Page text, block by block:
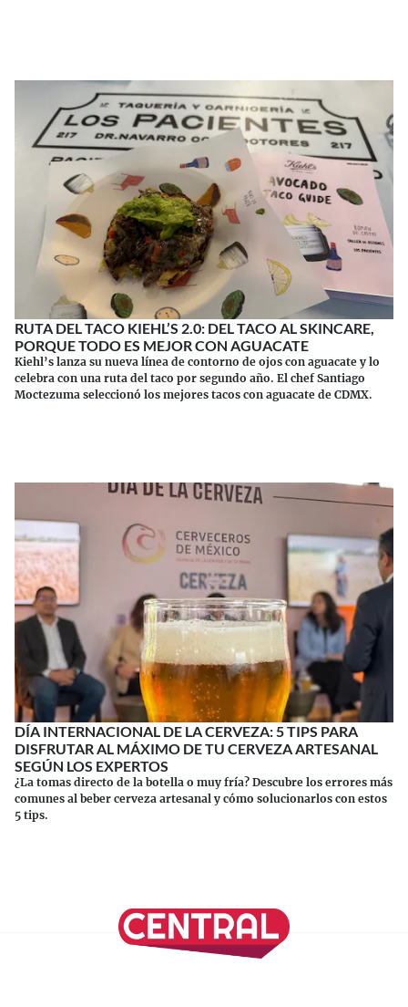
RUTA DEL TACO KIEHL’S 2.0: DEL TACO AL SKINCARE,
PORQUE TODO ES MEJOR CON AGUACATE
Kiehl’s lanza su nueva línea de contorno de ojos con aguacate y lo
celebra con una ruta del taco por segundo año. El chef Santiago
Moctezuma seleccionó los mejores tacos con aguacate de CDMX.
DÍA INTERNACIONAL DE LA CERVEZA: 5 TIPS PARA
DISFRUTAR AL MÁXIMO DE TU CERVEZA ARTESANAL
SEGÚN LOS EXPERTOS
¿La tomas directo de la botella o muy fría? Descubre los errores más
comunes al beber cerveza artesanal y cómo solucionarlos con estos
5 tips.